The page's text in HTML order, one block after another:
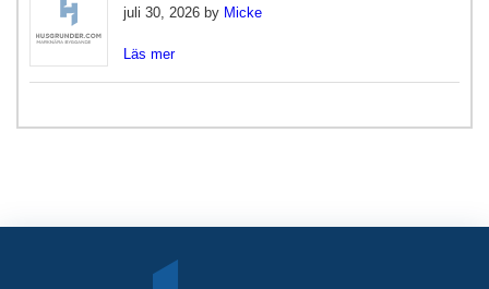
juli 30, 2026 by Micke
Läs mer